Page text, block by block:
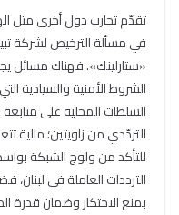
تقدّم تجارب دول أخرى مثل
في مسألة الترخيص لشركة
«ستارلينك». فهناك مسائل
الشروط الأمنية والسيادية
السلطات المحلية على
التردّدي من زاويتين؛ مالية
للتأكد من ولوج الشبكة
الترددات العاملة في
بمنع الاحتكار وضمان قدرة